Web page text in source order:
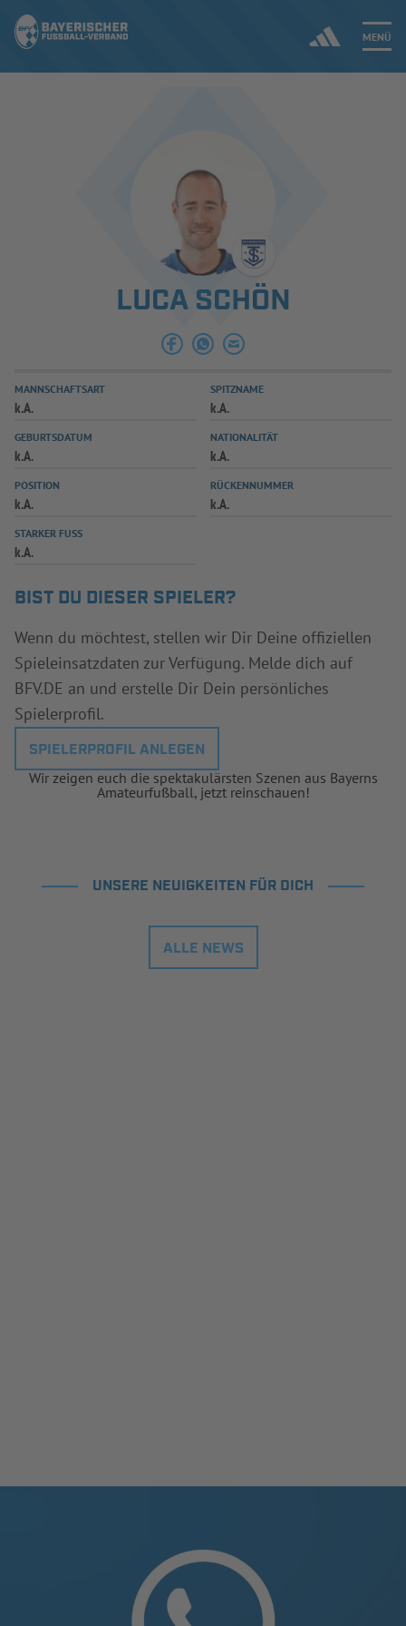
MENÜ
ERGEBNISSE & WETTBEWERBE
SPIELBETRIEB & VERBANDSLEBEN
AUSBILDUNG & FÖRDERUNG
SPIELPLUS
LUCA SCHÖN
MANNSCHAFTSART
k.A.
SPITZNAME
k.A.
GEBURTSDATUM
k.A.
NATIONALITÄT
k.A.
POSITION
k.A.
RÜCKENNUMMER
k.A.
STARKER FUSS
k.A.
BIST DU DIESER SPIELER?
Wenn du möchtest, stellen wir Dir Deine offiziellen
Spieleinsatzdaten zur Verfügung. Melde dich auf
BFV.DE an und erstelle Dir Dein persönliches
Spielerprofil.
SPIELERPROFIL ANLEGEN
Wir zeigen euch die spektakulärsten Szenen aus Bayerns
Amateurfußball, jetzt reinschauen!
UNSERE NEUIGKEITEN FÜR DICH
ALLE NEWS